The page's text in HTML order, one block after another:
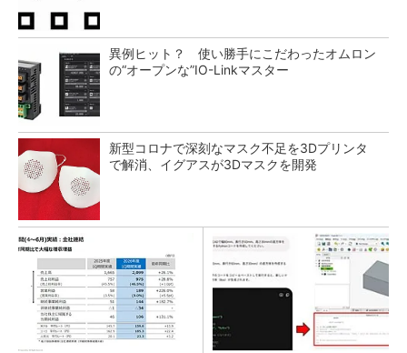
異例ヒット？ 使い勝手にこだわったオムロン
の“オープンな”IO-Linkマスター
新型コロナで深刻なマスク不足を3Dプリンタ
で解消、イグアスが3Dマスクを開発